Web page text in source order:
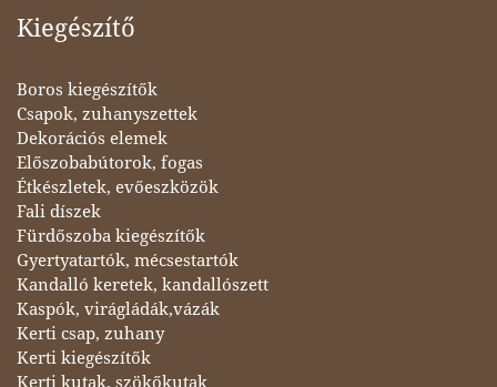
Kiegészítő
Boros kiegészítők
Csapok, zuhanyszettek
Dekorációs elemek
Előszobabútorok, fogas
Étkészletek, evőeszközök
Fali díszek
Fürdőszoba kiegészítők
Gyertyatartók, mécsestartók
Kandalló keretek, kandallószett
Kaspók, virágládák,vázák
Kerti csap, zuhany
Kerti kiegészítők
Kerti kutak, szökőkutak